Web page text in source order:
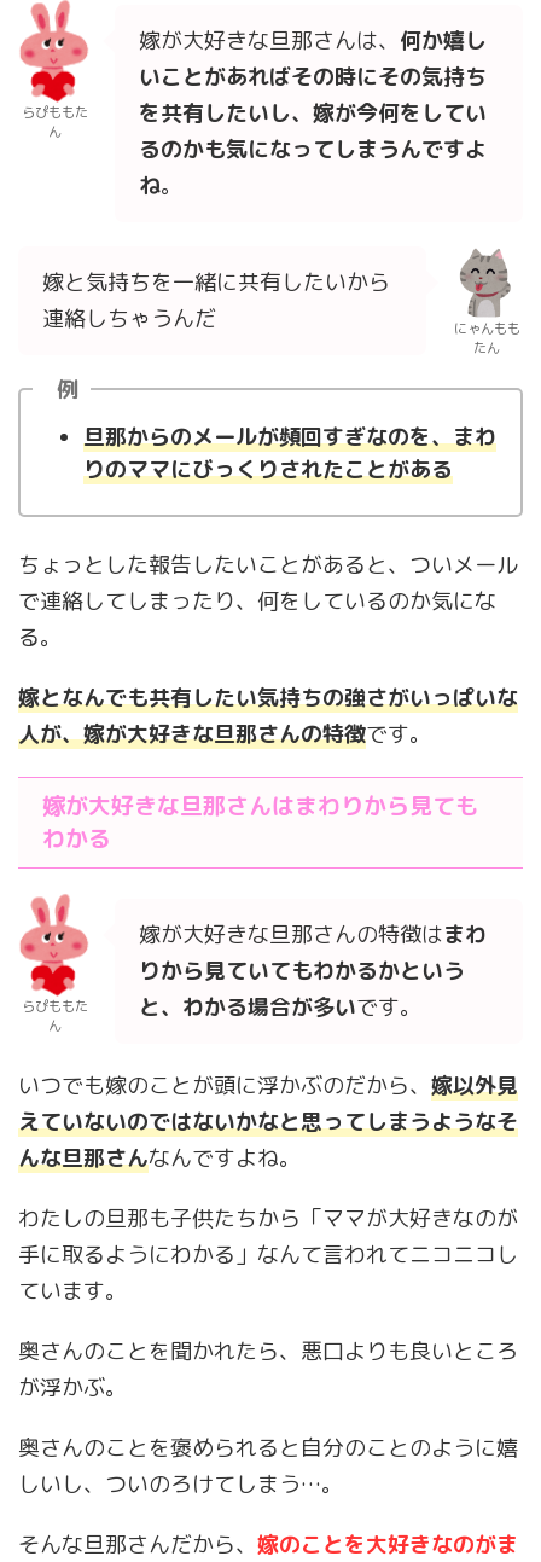
らぴももた
ん
嫁が大好きな旦那さんは、 何か嬉し
いことがあればその時にその気持ち
を共有したいし、嫁が今何をしてい
るのかも気になってしまうんですよ
ね。
嫁と気持ちを一緒に共有したいから
連絡しちゃうんだ
にゃんもも
たん
例
旦那からのメールが頻回すぎなのを、まわ
りのママにびっくりされたことがある
ちょっとした報告したいことがあると、ついメール
で連絡してしまったり、何をしているのか気にな
る。
嫁となんでも共有したい気持ちの強さがいっぱいな
人が、嫁が大好きな旦那さんの特徴です。
嫁が大好きな旦那さんはまわりから見ても
わかる
らぴももた
ん
嫁が大好きな旦那さんの特徴はまわ
りから見ていてもわかるかという
と、わかる場合が多いです。
いつでも嫁のことが頭に浮かぶのだから、 嫁以外見
えていないのではないかなと思ってしまうようなそ
んな旦那さんなんですよね。
わたしの旦那も子供たちから「ママが大好きなのが
手に取るようにわかる」なんて言われてニコニコし
ています。
奥さんのことを聞かれたら、悪口よりも良いところ
が浮かぶ。
奥さんのことを褒められると自分のことのように嬉
しいし、ついのろけてしまう…。
そんな旦那さんだから、 嫁のことを大好きなのがま